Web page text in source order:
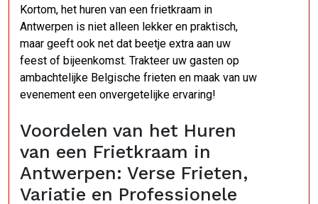
Kortom, het huren van een frietkraam in
Antwerpen is niet alleen lekker en praktisch,
maar geeft ook net dat beetje extra aan uw
feest of bijeenkomst. Trakteer uw gasten op
ambachtelijke Belgische frieten en maak van uw
evenement een onvergetelijke ervaring!
Voordelen van het Huren
van een Frietkraam in
Antwerpen: Verse Frieten,
Variatie en Professionele